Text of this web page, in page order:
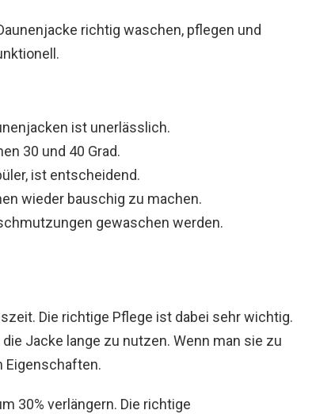
richtig waschen, pflegen und
ist unerlässlich.
30 und 40 Grad.
ist entscheidend.
wieder bauschig zu machen.
gewaschen werden.
Die richtige Pflege ist dabei sehr wichtig.
Jacke lange zu nutzen. Wenn man sie zu
Eigenschaften.
30% verlängern. Die richtige